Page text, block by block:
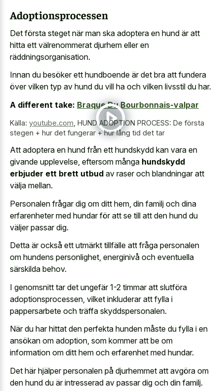
Adoptionsprocessen
Det första steget när man ska adoptera en hund är att
hitta ett välrenommerat djurhem eller en
räddningsorganisation.
Innan du besöker ett hundboende är det bra att fundera
över vilken typ av hund du vill ha och vilken livsstil du har.
A different take: Braque Du Bourbonnais-valpar
Källa: youtube.com HUND ADOPTION PROCESS: De första
stegen + hur det fungerar + hur lång tid det tar
Att adoptera en hund från ett hundskydd kan vara en
givande upplevelse, eftersom många hundskydd
erbjuder ett brett utbud av raser och blandningar att
välja mellan.
Personalen frågar dig om ditt hem, din familj och dina
erfarenheter med hundar för att se till att den hund du
väljer passar dig.
Detta är också ett utmärkt tillfälle att fråga personalen
om hundens personlighet, energinivå och eventuella
särskilda behov.
I genomsnitt tar det ungefär 1-2 timmar att slutföra
adoptionsprocessen, vilket inkluderar att fylla i
pappersarbete och träffa skyddspersonalen.
När du har hittat den perfekta hunden måste du fylla i en
ansökan om adoption, som kommer att be om
information om ditt hem och erfarenhet med hundar.
Det här hjälper personalen på djurhemmet att avgöra om
den hund du är intresserad av passar dig och din familj.